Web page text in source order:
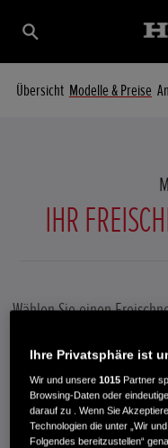
Übersicht Modelle & Preise
IHR
Wählen Sie einen
UMS 425
€369,00
Ihre Privatsphäre ist
Wir und unsere1015 Partner
Browsing-Daten oder
darauf zu . Wenn Sie
Technologien die unter „Wir
Folgendes bereitzustellen“